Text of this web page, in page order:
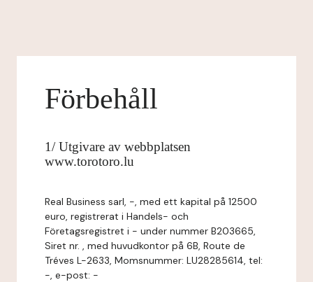
Förbehåll
1/ Utgivare av webbplatsen
www.torotoro.lu
Real Business sarl, -, med ett kapital på 12500
euro, registrerat i Handels- och
Företagsregistret i - under nummer B203665,
Siret nr. , med huvudkontor på 6B, Route de
Tréves L-2633, Momsnummer: LU28285614, tel:
-, e-post: -